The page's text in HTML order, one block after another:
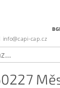
info@capi-cap.cz